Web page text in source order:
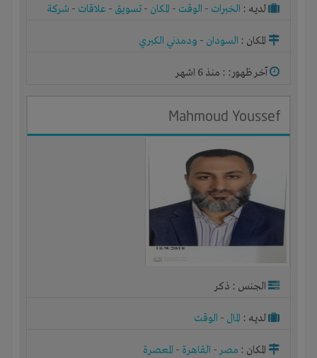
لديـه : الخبرات - الوقت - المكان - تسويق - علاقات - شركة
المكان : السودان - ودمدني الكبري
آخر ظهور: : منذ 6 اشهر
Mahmoud Youssef
الجنس : ذكر
لديـه : المال - الوقت
المكان : مصر- القاهرة - المعصرة